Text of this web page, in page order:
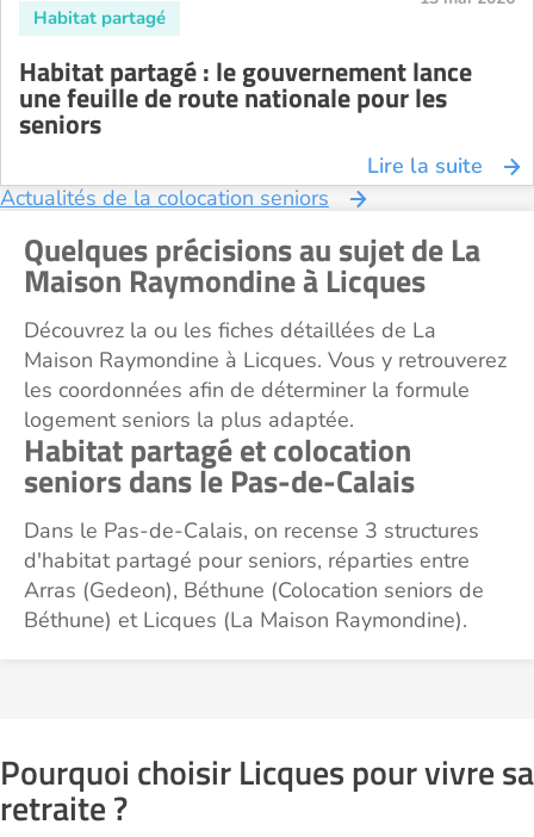
Habitat partagé : le gouvernement lance
une feuille de route nationale pour les
seniors
Lire la suite
Actualités de la colocation seniors
Quelques précisions au sujet de La
Maison Raymondine à Licques
Découvrez la ou les fiches détaillées de La
Maison Raymondine à Licques. Vous y retrouverez
les coordonnées afin de déterminer la formule
logement seniors la plus adaptée.
Habitat partagé et colocation
seniors dans le Pas-de-Calais
Dans le Pas-de-Calais, on recense 3 structures
d'habitat partagé pour seniors, réparties entre
Arras (Gedeon), Béthune (Colocation seniors de
Béthune) et Licques (La Maison Raymondine).
Pourquoi choisir Licques pour vivre sa
retraite ?